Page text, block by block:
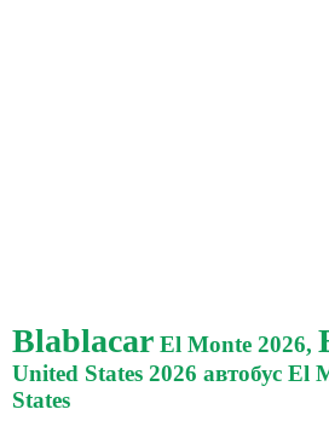
Blablacar El Monte 2026,
United States 2026 автобус El
States